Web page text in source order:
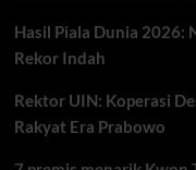
Hasil Piala Dunia 2026:
Rekor Indah
Rektor UIN: Koperasi
Rakyat Era Prabowo